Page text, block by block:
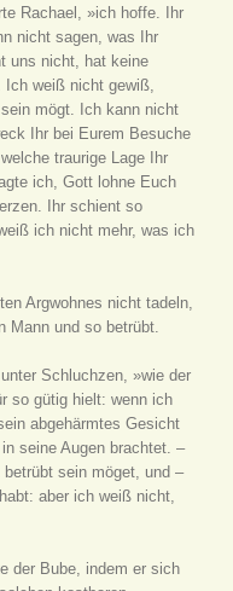
Rachael, »ich hoffe. Ihr
nicht sagen, was Ihr
uns nicht, hat keine
weiß nicht gewiß,
mögt. Ich kann nicht
Ihr bei Eurem Besuche
traurige Lage Ihr
ich, Gott lohne Euch
Ihr schient so
ich nicht mehr, was ich
Argwohnes nicht tadeln,
Mann und so betrübt.
Schluchzen, »wie der
so gütig hielt: wenn ich
abgehärmtes Gesicht
seine Augen brachtet. –
sein möget, und –
aber ich weiß nicht,
der Bube, indem er sich